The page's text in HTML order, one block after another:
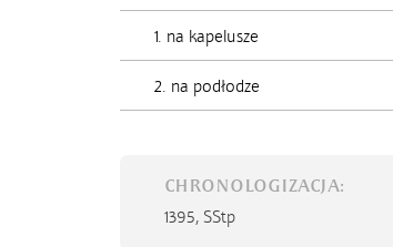
1. na kapelusze
2. na podłodze
CHRONOLOGIZACJA:
1395, SStp